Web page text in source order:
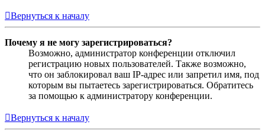
Вернуться к началу
Почему я не могу зарегистрироваться?
Возможно, администратор конференции отключил
регистрацию новых пользователей. Также возможно,
что он заблокировал ваш IP-адрес или запретил имя, под
которым вы пытаетесь зарегистрироваться. Обратитесь
за помощью к администратору конференции.
Вернуться к началу